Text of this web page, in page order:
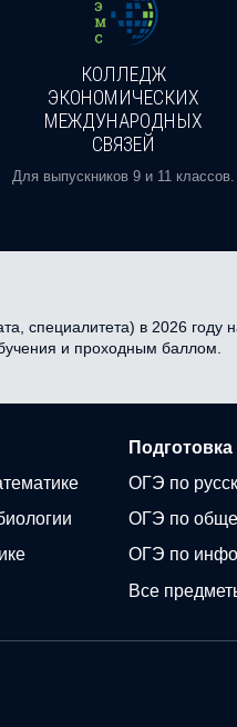
КОЛЛЕДЖ
ЭКОНОМИЧЕСКИХ
МЕЖДУНАРОДНЫХ
СВЯЗЕЙ
Для выпускников 9 и 11 классов.
специалитета) в 2026 году
и проходным баллом.
ОГЭ по
ОГЭ по
ОГЭ по
Все